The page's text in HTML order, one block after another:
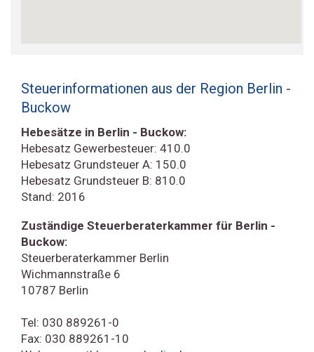
Steuerinformationen aus der Region Berlin -
Buckow
Hebesätze in Berlin - Buckow:
Hebesatz Gewerbesteuer: 410.0
Hebesatz Grundsteuer A: 150.0
Hebesatz Grundsteuer B: 810.0
Stand: 2016
Zuständige Steuerberaterkammer für Berlin -
Buckow:
Steuerberaterkammer Berlin
Wichmannstraße 6
10787 Berlin
Tel: 030 889261-0
Fax: 030 889261-10